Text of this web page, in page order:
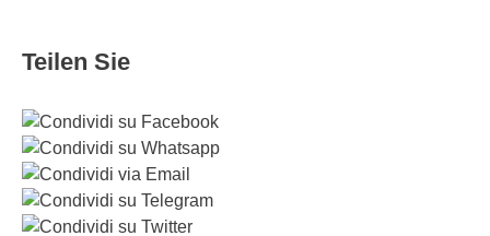
Teilen Sie